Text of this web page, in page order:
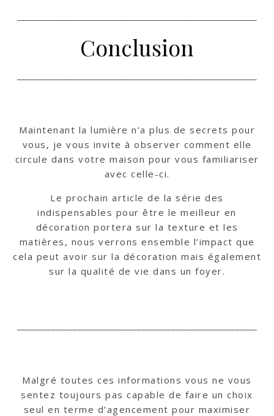
Conclusion
Maintenant la lumière n’a plus de secrets pour
vous, je vous invite à observer comment elle
circule dans votre maison pour vous familiariser
avec celle-ci.
Le prochain article de la série des
indispensables pour être le meilleur en
décoration portera sur la texture et les
matières, nous verrons ensemble l’impact que
cela peut avoir sur la décoration mais également
sur la qualité de vie dans un foyer.
Malgré toutes ces informations vous ne vous
sentez toujours pas capable de faire un choix
seul en terme d’agencement pour maximiser